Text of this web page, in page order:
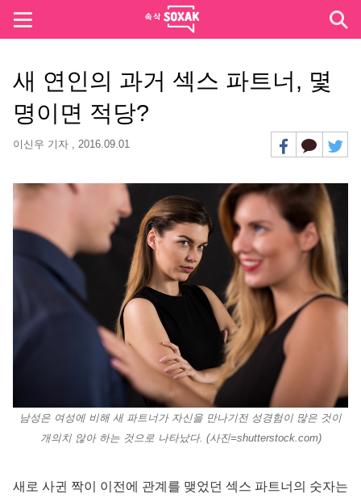
새 연인의 과거 섹스 파트너, 몇
명이면 적당?
이신우 기자 , 2016.09.01
남성은 여성에 비해 새 파트너가 자신을 만나기전 성경험이 많은 것이
개의치 않아 하는 것으로 나타났다. (사진=shutterstock.com)
새로 사귄 짝이 이전에 관계를 맺었던 섹스 파트너의 숫자는